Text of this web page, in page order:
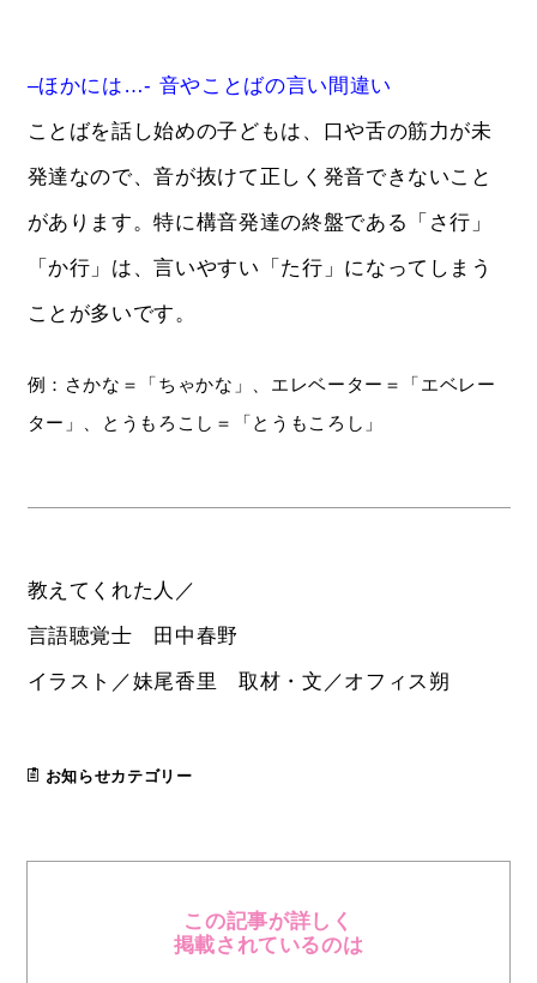
–ほかには…- 音やことばの言い間違い
ことばを話し始めの子どもは、口や舌の筋力が未
発達なので、音が抜けて正しく発音できないこと
があります。特に構音発達の終盤である「さ行」
「か行」は、言いやすい「た行」になってしまう
ことが多いです。
例：さかな＝「ちゃかな」、エレベーター＝「エベレー
ター」、とうもろこし＝「とうもころし」
教えてくれた人／
言語聴覚士 田中春野
イラスト／妹尾香里 取材・文／オフィス朔
お知らせカテゴリー
この記事が詳しく
掲載されているのは